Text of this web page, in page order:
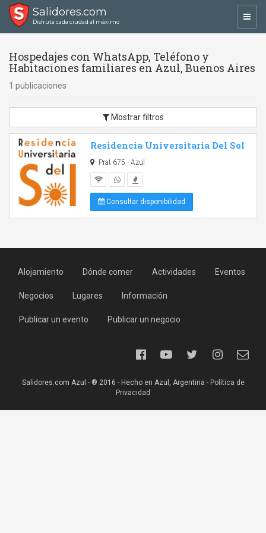
Salidores.com
Disfrutá cada ciudad al máximo
Hospedajes con WhatsApp, Teléfono y
Habitaciones familiares en Azul, Buenos Aires
1 publicaciones
Mostrar filtros
Residencia Universitaria Del Sol
Prat 675 - Azul
Consultar disponibilidad
Alojamiento Dónde comer Actividades Eventos
Negocios Lugares Información
Publicar un evento Publicar un negocio
Salidores.com Azul - ® 2016 - Hecho en Azul, Argentina - Política de
Privacidad